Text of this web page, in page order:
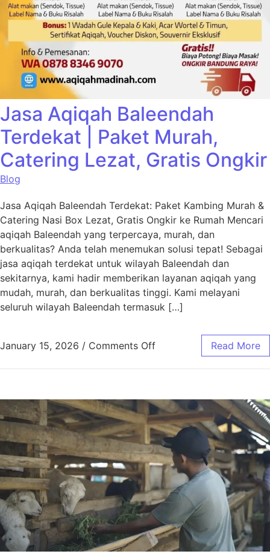
Jasa Aqiqah Baleendah
Terdekat | Paket Murah,
Catering Lezat, Gratis Ongkir
Blog
Jasa Aqiqah Baleendah Terdekat: Paket Kambing Murah &
Catering Nasi Box Lezat, Gratis Ongkir ke Rumah Mencari
aqiqah Baleendah yang terpercaya, murah, dan
berkualitas? Anda telah menemukan solusi tepat! Sebagai
jasa aqiqah terdekat untuk wilayah Baleendah dan
sekitarnya, kami hadir memberikan layanan aqiqah yang
mudah, murah, dan berkualitas tinggi. Kami melayani
seluruh wilayah Baleendah termasuk […]
January 15, 2026 / Comments Off Read More